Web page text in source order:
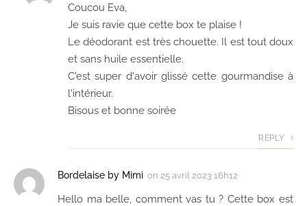
Coucou Eva,
Je suis ravie que cette box te plaise !
Le déodorant est très chouette. Il est tout doux
et sans huile essentielle.
C'est super d'avoir glissé cette gourmandise à
l'intérieur.
Bisous et bonne soirée
REPLY
Bordelaise by Mimi on 25 avril 2023 16h12
Hello ma belle, comment vas tu ? Cette box est